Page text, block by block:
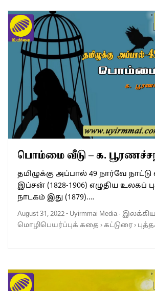
பொம்மை வீடு – க.
தமிழுக்கு அப்பால் 49 நார்வே
இப்சன் (1828-1906) எழுதிய உலகப்
நாடகம் இது (1879).…
August 31, 2022- Uyirmmai Media ·
மொழிபெயர்ப்புக் கதை ›கட்டுரை›